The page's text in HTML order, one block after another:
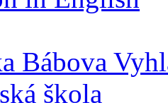
Bábova
škola